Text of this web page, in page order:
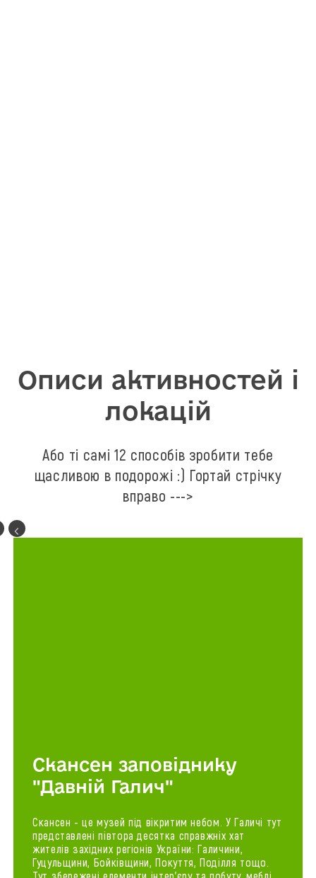
Описи активностей і
локацій
Або ті самі 12 способів зробити тебе
щасливою в подорожі :) Гортай стрічку
вправо --->
Скансен заповіднику
"Давній Галич"
Скансен - це музей під вікритим небом. У Галичі тут
представлені півтора десятка справжніх хат
жителів західних регіонів України: Галичини,
Гуцульщини, Бойківщини, Покуття, Поділля тощо.